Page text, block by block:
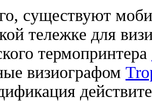
существуют
тележке для
термопринтера
визиографом